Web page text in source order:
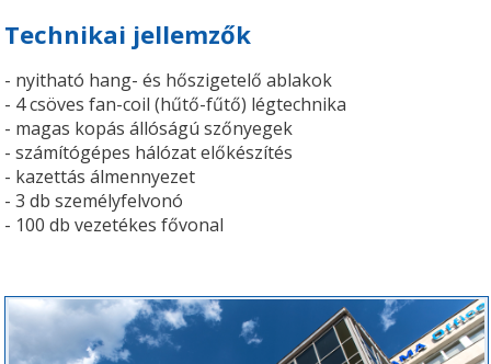
Technikai jellemzők
- nyitható hang- és hőszigetelő ablakok
- 4 csöves fan-coil (hűtő-fűtő) légtechnika
- magas kopás állóságú szőnyegek
- számítógépes hálózat előkészítés
- kazettás álmennyezet
- 3 db személyfelvonó
- 100 db vezetékes fővonal